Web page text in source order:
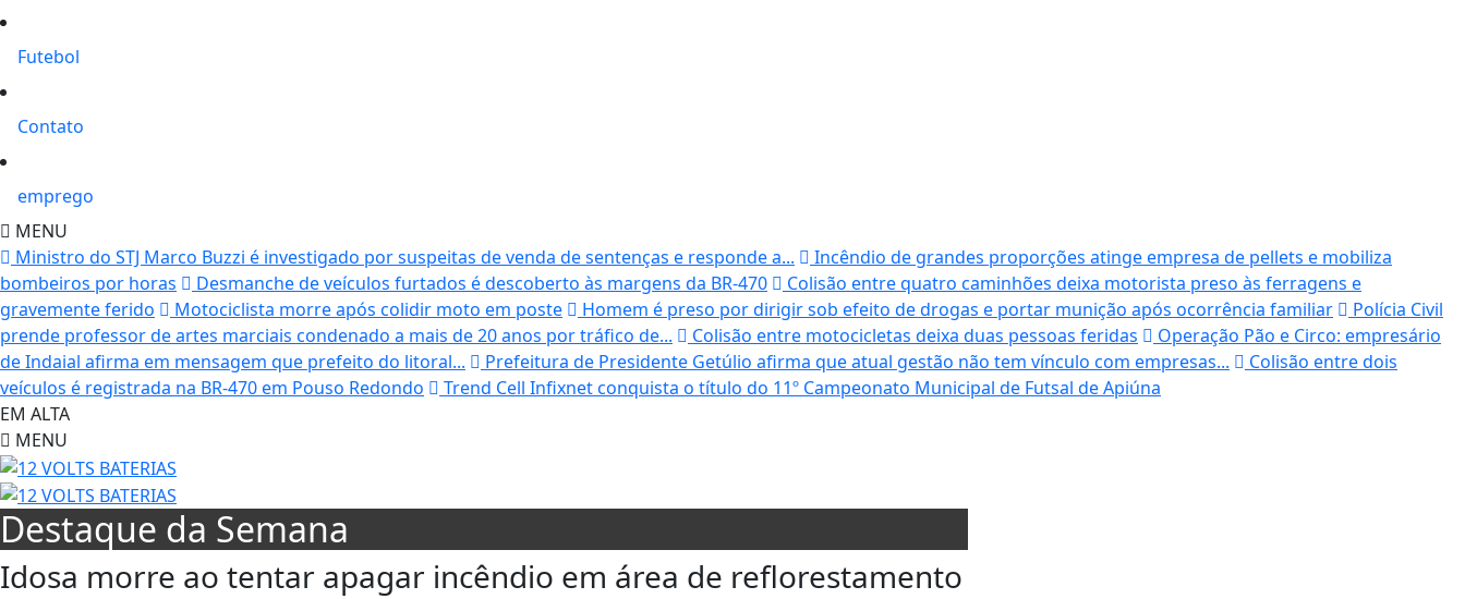
Futebol
Contato
emprego
MENU
Ministro do STJ Marco Buzzi é investigado por suspeitas de venda de sentenças e responde a...
Incêndio de grandes proporções atinge empresa de pellets e mobiliza
bombeiros por horas
Desmanche de veículos furtados é descoberto às margens da BR-470
Colisão entre quatro caminhões deixa motorista preso às ferragens e
gravemente ferido
Motociclista morre após colidir moto em poste Homem é preso por dirigir sob efeito de drogas e portar munição após ocorrência familiar
Polícia Civil
prende professor de artes marciais condenado a mais de 20 anos por tráfico de...
Colisão entre motocicletas deixa duas pessoas feridas
Operação Pão e Circo: empresário
de Indaial afirma em mensagem que prefeito do litoral...
Prefeitura de Presidente Getúlio afirma que atual gestão não tem vínculo com empresas...
Colisão entre dois
veículos é registrada na BR-470 em Pouso Redondo
Trend Cell Infixnet conquista o título do 11º Campeonato Municipal de Futsal de Apiúna
EM ALTA
MENU
Destaque da Semana
Idosa morre ao tentar apagar incêndio em área de reflorestamento